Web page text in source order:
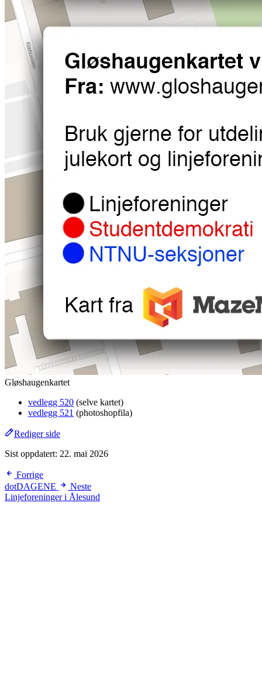
Gløshaugenkartet
vedlegg 520 (selve kartet)
vedlegg 521 (photoshopfila)
Rediger side
Sist oppdatert: 22. mai 2026
Forrige
dotDAGENE
Neste
Linjeforeninger i Ålesund